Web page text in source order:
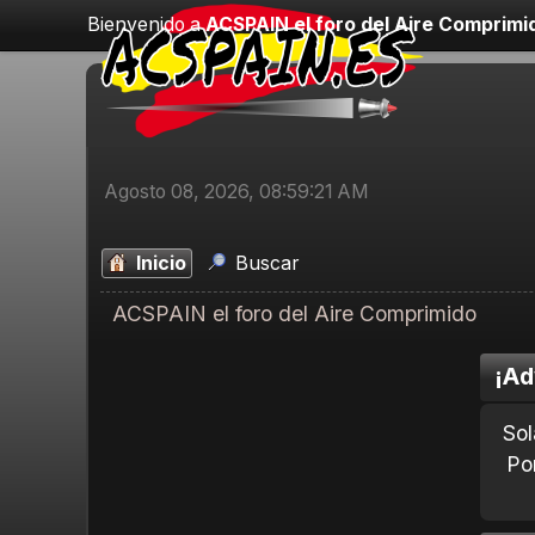
Bienvenido aACSPAIN el foro del Aire
Agosto 08, 2026, 08:59:21 AM
Inicio Buscar
ACSPAIN el foro del Aire Comprimido